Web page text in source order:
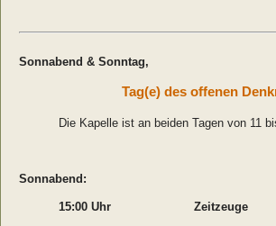
Sonnabend & Sonntag, 12. &
Tag(e) des offenen
Die Kapelle ist an beiden Tagen von 11
Sonnabend:
15:00 Uhr Zeitzeuge